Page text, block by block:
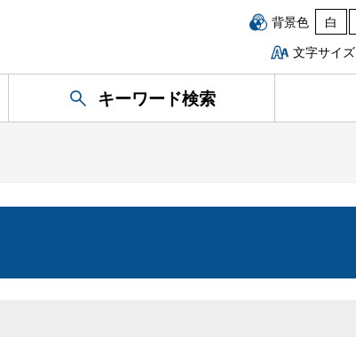
背景色 白
文字サイズ
キーワード検索